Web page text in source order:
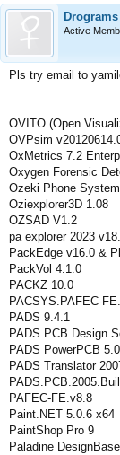
Drograms
Active
Pls try email to
OVITO (Open
OVPsim
OxMetrics 7.2
Oxygen Forensic
Ozeki Phone
Oziexplorer3D 1.08
OZSAD V1.2
pa explorer 2023
PackEdge v16.0 &
PackVol 4.1.0
PACKZ 10.0
PACSYS.PAFEC-
PADS 9.4.1
PADS PCB Design
PADS PowerPCB
PADS Translator
PAFEC-FE.v8.8
Paint.NET 5.0.6 x64
PaintShop Pro 9
Paladine